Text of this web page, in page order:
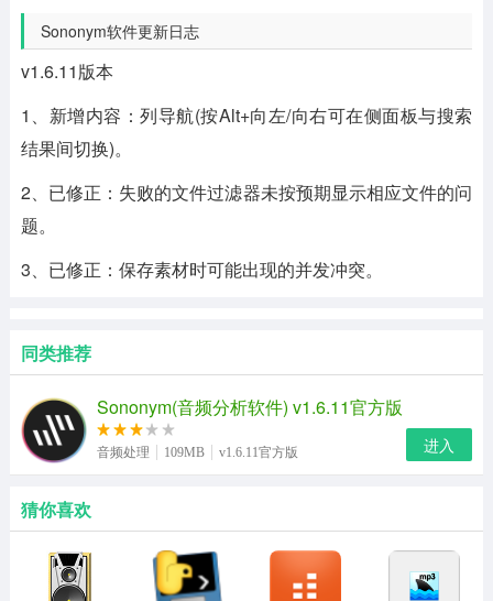
Sononym软件更新日志
v1.6.11版本
1、新增内容：列导航(按Alt+向左/向右可在侧面板与搜索
结果间切换)。
2、已修正：失败的文件过滤器未按预期显示相应文件的问
题。
3、已修正：保存素材时可能出现的并发冲突。
同类推荐
Sononym(音频分析软件) v1.6.11官方版
音频处理 109MB v1.6.11官方版 进入
猜你喜欢